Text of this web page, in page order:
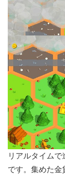
リアルタイム
です。集めた金